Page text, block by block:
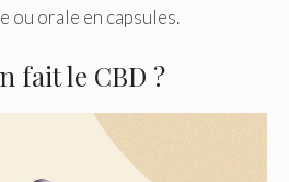
ou orale en capsules.
fait le CBD ?